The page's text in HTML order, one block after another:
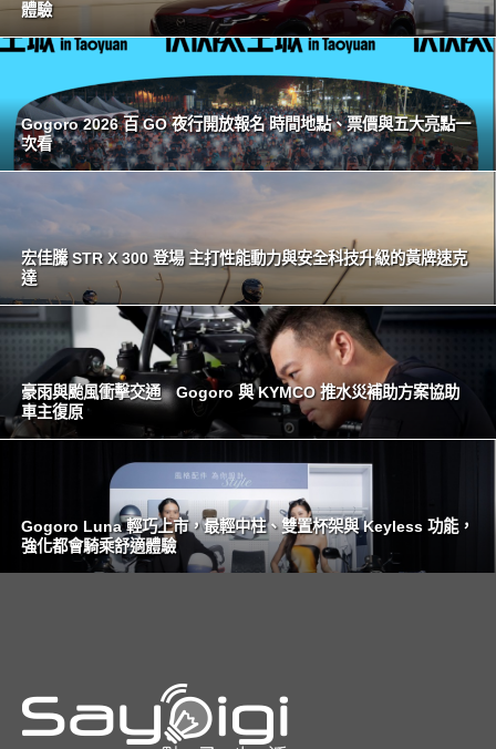
體驗
Gogoro 2026 百 GO 夜行開放報名 時間地點、票價與五大亮點一
次看
宏佳騰 STR X 300 登場 主打性能動力與安全科技升級的黃牌速克
達
豪雨與颱風衝擊交通 Gogoro 與 KYMCO 推水災補助方案協助
車主復原
Gogoro Luna 輕巧上市，最輕中柱、雙置杯架與 Keyless 功能，
強化都會騎乘舒適體驗